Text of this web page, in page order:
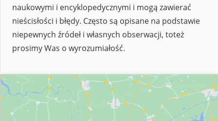
naukowymi i encyklopedycznymi i mogą zawierać
nieścisłości i błędy. Często są opisane na podstawie
niepewnych źródeł i własnych obserwacji, toteż
prosimy Was o wyrozumiałość.